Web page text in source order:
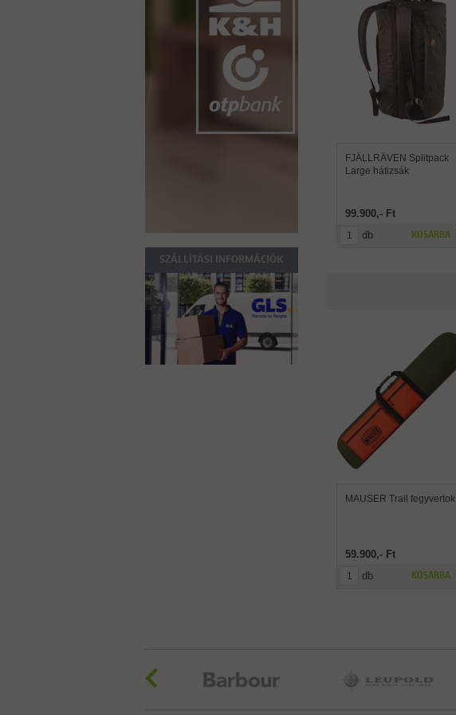
SZÁLLÍTÁSI INFORMÁCIÓK
FJÄLLRÄVEN Splitpack
Large hátizsák
99.900,- Ft
KOSÁRBA
db
MAUSER Trail fegyvertok
59.900,- Ft
KOSÁRBA
db